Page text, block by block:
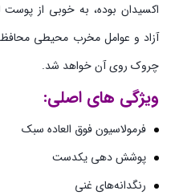
اکسیدان بوده، به خوبی از پوست
آزاد و عوامل مخرب محیطی
چروک روی آن خواهد شد.
ویژگی‌ های اصلی:
فرمولاسیون فوق العاده سبک
پوشش‌ دهی یکدست
رنگدانه‌های غنی